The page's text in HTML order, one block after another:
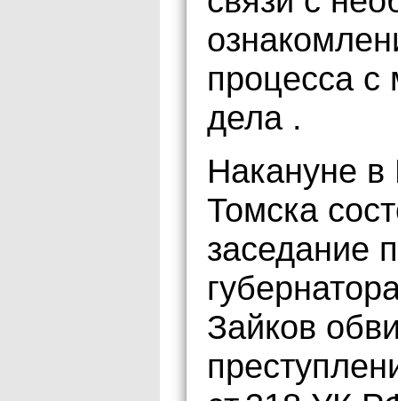
процесса с
дела .
Накануне в
Томска
заседание
Зайков